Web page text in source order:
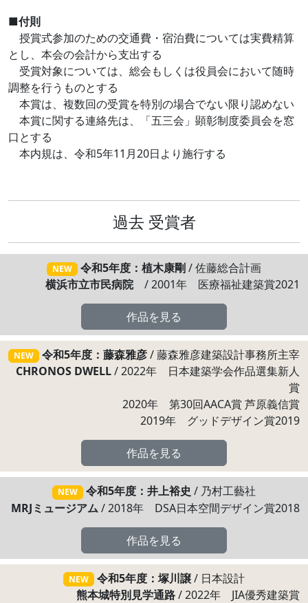
■付則
授賞式参加のための交通費・宿泊費については実費精算
とし、本会の会計から支出する
受賞対象については、総会もしくは役員会において随時
調整を行うものとする
本賞は、複数回の受賞を特別の場合でない限り認めない
本賞に関する連絡先は、「五三会」顕彰制度委員会を窓
口とする
本内規は、令和5年11月20日より施行する
過去 受賞者
NEW 令和5年度：植木康剛/ 佐藤総合計画
横浜市立市民病院/ 2001年 医療福祉建築賞2021
作品を見る
NEW 令和5年度：藤森雅彦/ 藤森雅彦建築設計事務所主宰
CHRONOS DWELL/ 2022年 日本建築学会作品選集新人
賞
2020年 第30回AACA賞 芦原義信賞
2019年 グッドデザイン賞2019
作品を見る
NEW 令和5年度：井上裕史/ 乃村工藝社
MRJミュージアム/ 2018年 DSA日本空間デザイン賞2018
作品を見る
NEW 令和5年度：塚川譲/ 日本設計
熊本城特別見学通路/ 2022年 JIA優秀建築賞